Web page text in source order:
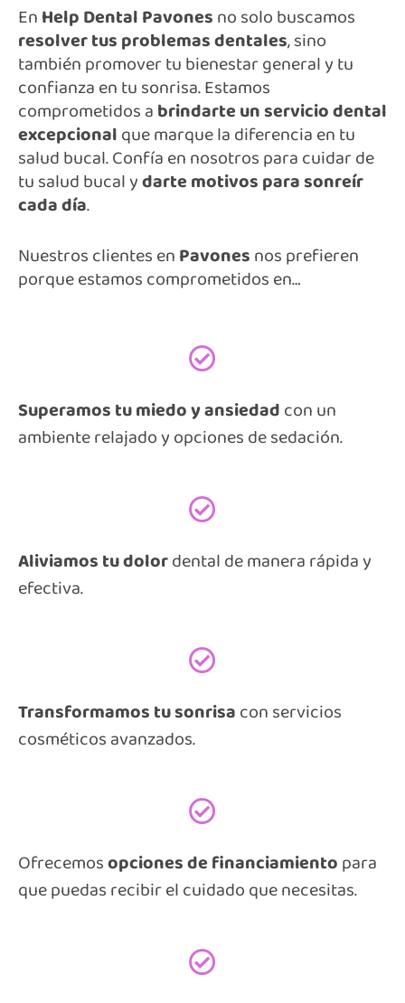
EnHelp DentalPavonesno solo buscamos
resolver tus problemas dentales, sino
también promover tu bienestar general y tu
confianza en tu sonrisa. Estamos
comprometidos abrindarte un servicio dental
excepcionalque marque la diferencia en tu
salud bucal. Confía en nosotros para cuidar de
tu salud bucal ydarte motivos para sonreír
cada día.
Nuestros clientes enPavonesnos prefieren
porque estamos comprometidos en…
Superamos tu miedo y ansiedadcon un
ambiente relajado y opciones de sedación.
Aliviamos tu dolordental de manera rápida y
efectiva.
Transformamos tu sonrisacon servicios
cosméticos avanzados.
Ofrecemosopciones de financiamientopara
que puedas recibir el cuidado que necesitas.